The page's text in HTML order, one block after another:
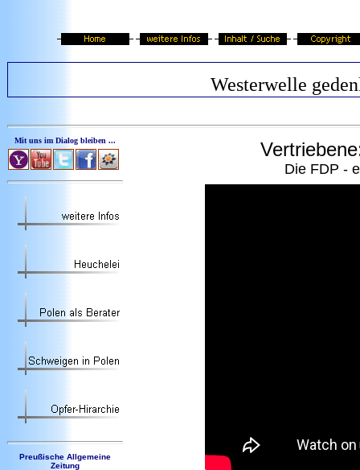
Westerwelle
Mit uns im Dialog bleiben ...
Preußische Allgemeine
Zeitung
Vertriebene
Die FDP -